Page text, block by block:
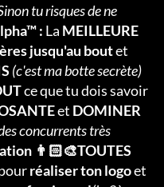
tu risques de ne
: La MEILLEURE
jusqu'au boutet
(c'est ma botte secrète)
ce que tu dois savoir
et DOMINER
concurrents très
👨🏻‍🎨TOUTES
réaliser ton logoet